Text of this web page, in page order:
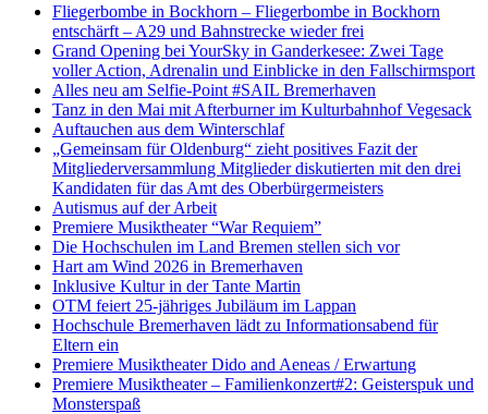
Fliegerbombe in Bockhorn – Fliegerbombe in Bockhorn
entschärft – A29 und Bahnstrecke wieder frei
Grand Opening bei YourSky in Ganderkesee: Zwei Tage
voller Action, Adrenalin und Einblicke in den Fallschirmsport
Alles neu am Selfie-Point #SAIL Bremerhaven
Tanz in den Mai mit Afterburner im Kulturbahnhof Vegesack
Auftauchen aus dem Winterschlaf
„Gemeinsam für Oldenburg“ zieht positives Fazit der
Mitgliederversammlung Mitglieder diskutierten mit den drei
Kandidaten für das Amt des Oberbürgermeisters
Autismus auf der Arbeit
Premiere Musiktheater “War Requiem”
Die Hochschulen im Land Bremen stellen sich vor
Hart am Wind 2026 in Bremerhaven
Inklusive Kultur in der Tante Martin
OTM feiert 25-jähriges Jubiläum im Lappan
Hochschule Bremerhaven lädt zu Informationsabend für
Eltern ein
Premiere Musiktheater Dido and Aeneas / Erwartung
Premiere Musiktheater – Familienkonzert#2: Geisterspuk und
Monsterspaß